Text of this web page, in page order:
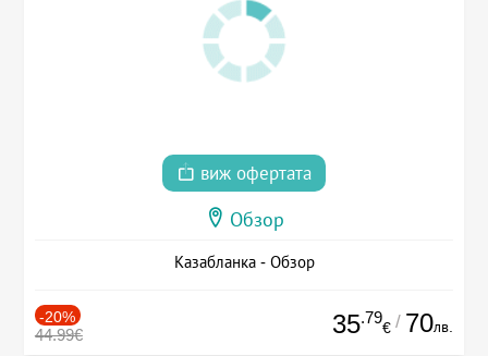
виж офертата
Обзор
Казабланка - Обзор
-20%
44.99€ 35.79
€ / 70лв.